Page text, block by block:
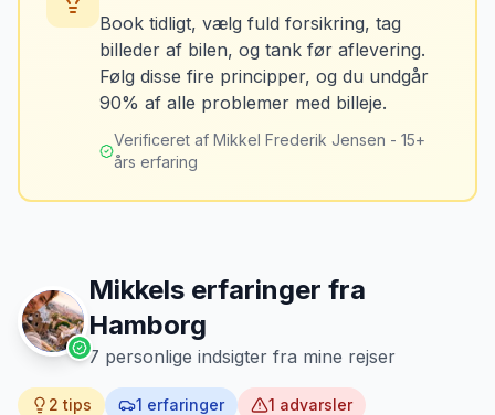
MJ
Mikkels erfaring Oktober 2024
“Jeg fotograferer altid bilen fra alle
vinkler ved afhentning. Det har reddet
Tank bilen op et par kilometer fra
lufthavnen dagen før aflevering. Priserne
er markant lavere.
Book tidligt, vælg fuld forsikring, tag
billeder af bilen, og tank før aflevering.
Følg disse fire principper, og du undgår
90% af alle problemer med billeje.
Verificeret af Mikkel Frederik Jensen - 15+
års erfaring
Mikkels erfaringer fra
Hamborg
7 personlige indsigter fra mine rejser
2 tips 1 erfaringer 1 advarsler